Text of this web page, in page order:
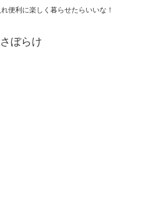
便利に楽しく暮らせたらいいな！
ぼらけ